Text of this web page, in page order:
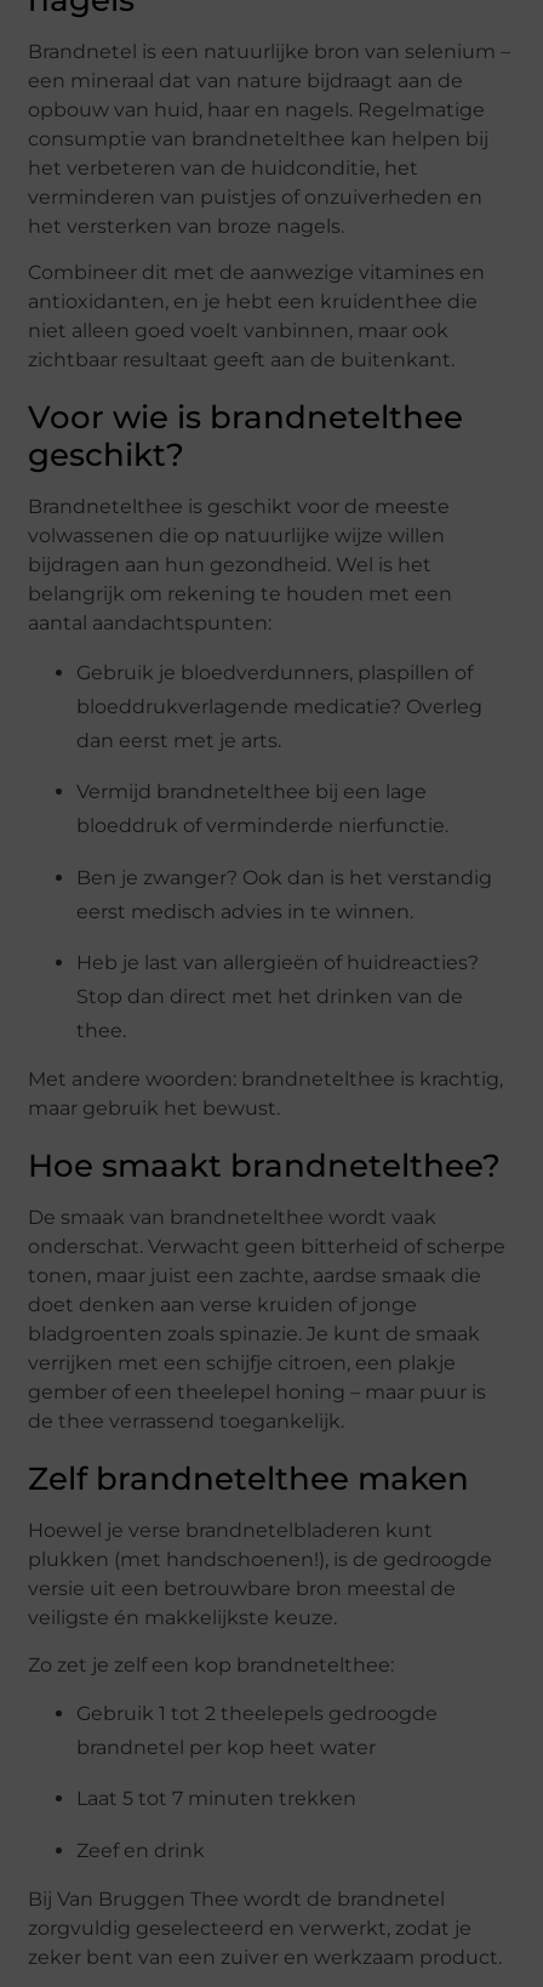
Brandnetel is een natuurlijke bron van selenium –
een mineraal dat van nature bijdraagt aan de
opbouw van huid, haar en nagels. Regelmatige
consumptie van brandnetelthee kan helpen bij
het verbeteren van de huidconditie, het
verminderen van puistjes of onzuiverheden en
het versterken van broze nagels.
Combineer dit met de aanwezige vitamines en
antioxidanten, en je hebt een kruidenthee die
niet alleen goed voelt vanbinnen, maar ook
zichtbaar resultaat geeft aan de buitenkant.
Voor wie is brandnetelthee
geschikt?
Brandnetelthee is geschikt voor de meeste
volwassenen die op natuurlijke wijze willen
bijdragen aan hun gezondheid. Wel is het
belangrijk om rekening te houden met een
aantal aandachtspunten:
Gebruik je bloedverdunners, plaspillen of
bloeddrukverlagende medicatie? Overleg
dan eerst met je arts.
Vermijd brandnetelthee bij een lage
bloeddruk of verminderde nierfunctie.
Ben je zwanger? Ook dan is het verstandig
eerst medisch advies in te winnen.
Heb je last van allergieën of huidreacties?
Stop dan direct met het drinken van de
thee.
Met andere woorden: brandnetelthee is krachtig,
maar gebruik het bewust.
Hoe smaakt brandnetelthee?
De smaak van brandnetelthee wordt vaak
onderschat. Verwacht geen bitterheid of scherpe
tonen, maar juist een zachte, aardse smaak die
doet denken aan verse kruiden of jonge
bladgroenten zoals spinazie. Je kunt de smaak
verrijken met een schijfje citroen, een plakje
gember of een theelepel honing – maar puur is
de thee verrassend toegankelijk.
Zelf brandnetelthee maken
Hoewel je verse brandnetelbladeren kunt
plukken (met handschoenen!), is de gedroogde
versie uit een betrouwbare bron meestal de
veiligste én makkelijkste keuze.
Zo zet je zelf een kop brandnetelthee:
Gebruik 1 tot 2 theelepels gedroogde
brandnetel per kop heet water
Laat 5 tot 7 minuten trekken
Zeef en drink
Bij Van Bruggen Thee wordt de brandnetel
zorgvuldig geselecteerd en verwerkt, zodat je
zeker bent van een zuiver en werkzaam product.